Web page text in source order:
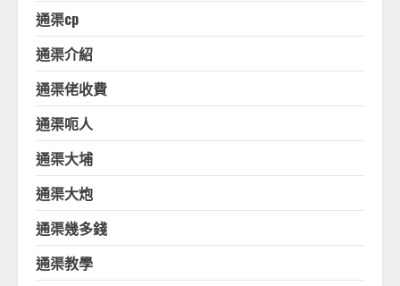
通渠cp
通渠介紹
通渠佬收費
通渠呃人
通渠大埔
通渠大炮
通渠幾多錢
通渠教學